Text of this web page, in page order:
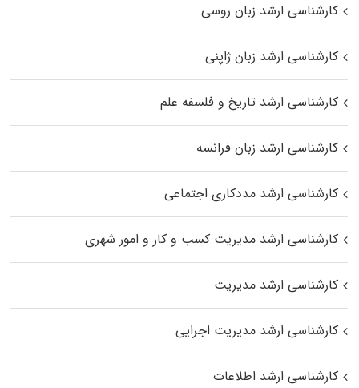
کارشناسی ارشد زبان روسی
کارشناسی ارشد زبان ژاپنی
کارشناسی ارشد تاریخ و فلسفه علم
کارشناسی ارشد زبان فرانسه
کارشناسی ارشد مددکاری اجتماعی
کارشناسی ارشد مدیریت کسب و کار و امور شهری
کارشناسی ارشد مدیریت
کارشناسی ارشد مدیریت اجرایی
کارشناسی ارشد اطلاعات